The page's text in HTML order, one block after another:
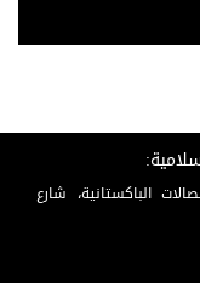
الباكستانية، شارع